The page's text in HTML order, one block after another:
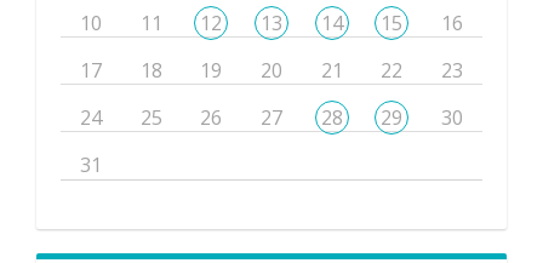
10
11 12 13 14 15
16
17
18 19 20 21 22
23
24
25 26 27 28 29
30
31